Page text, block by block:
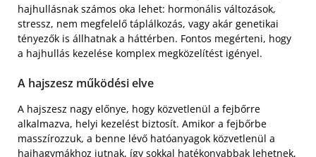
hajhullásnak számos oka lehet: hormonális változások,
stressz, nem megfelelő táplálkozás, vagy akár genetikai
tényezők is állhatnak a háttérben. Fontos megérteni, hogy
a hajhullás kezelése komplex megközelítést igényel.
A hajszesz működési elve
A hajszesz nagy előnye, hogy közvetlenül a fejbőrre
alkalmazva, helyi kezelést biztosít. Amikor a fejbőrbe
masszírozzuk, a benne lévő hatóanyagok közvetlenül a
hajhagymákhoz jutnak, így sokkal hatékonyabbak lehetnek,